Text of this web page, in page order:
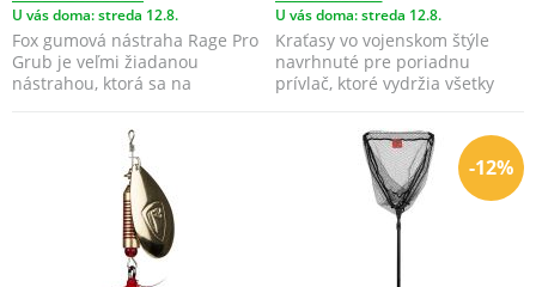
U vás doma: streda 12.8.
Fox gumová nástraha Rage Pro
Grub je veľmi žiadanou
nástrahou, ktorá sa na
U vás doma: streda 12.8.
Kraťasy vo vojenskom štýle
navrhnuté pre poriadnu
prívlač, ktoré vydržia všetky
-12%